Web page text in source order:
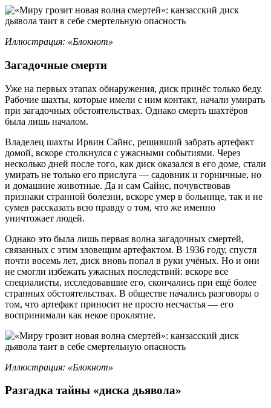
Иллюстрация: «Блокнот»
Загадочные смерти
Уже на первых этапах обнаружения, диск принёс только беду.
Рабочие шахты, которые имели с ним контакт, начали умирать
при загадочных обстоятельствах. Однако смерть шахтёров
была лишь началом.
Владелец шахты Ирвин Сайнс, решивший забрать артефакт
домой, вскоре столкнулся с ужасными событиями. Через
несколько дней после того, как диск оказался в его доме, стали
умирать не только его прислуга — садовник и горничные, но
и домашние животные. Да и сам Сайнс, почувствовав
признаки странной болезни, вскоре умер в больнице, так и не
сумев рассказать всю правду о том, что же именно
уничтожает людей.
Однако это была лишь первая волна загадочных смертей,
связанных с этим зловещим артефактом. В 1936 году, спустя
почти восемь лет, диск вновь попал в руки учёных. Но и они
не смогли избежать ужасных последствий: вскоре все
специалисты, исследовавшие его, скончались при ещё более
странных обстоятельствах. В обществе начались разговоры о
том, что артефакт приносит не просто несчастья — его
воспринимали как некое проклятие.
Иллюстрация: «Блокнот»
Разгадка тайны «диска дьявола»